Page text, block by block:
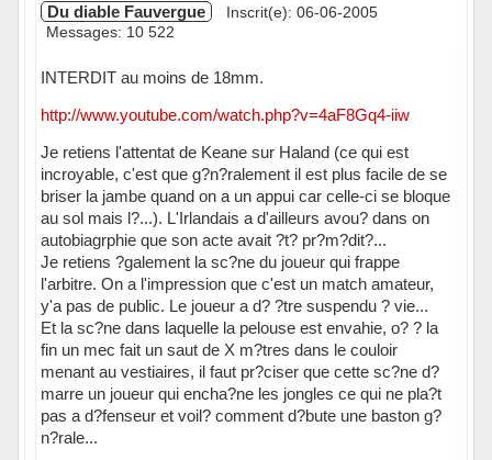
Du diable Fauvergue
Inscrit(e): 06-06-2005
Messages: 10 522
INTERDIT au moins de 18mm.
http://www.youtube.com/watch.php?v=4aF8Gq4-iiw
Je retiens l'attentat de Keane sur Haland (ce qui est
incroyable, c'est que g?n?ralement il est plus facile de se
briser la jambe quand on a un appui car celle-ci se bloque
au sol mais l?...). L'Irlandais a d'ailleurs avou? dans on
autobiagrphie que son acte avait ?t? pr?m?dit?...
Je retiens ?galement la sc?ne du joueur qui frappe
l'arbitre. On a l'impression que c'est un match amateur,
y'a pas de public. Le joueur a d? ?tre suspendu ? vie...
Et la sc?ne dans laquelle la pelouse est envahie, o? ? la
fin un mec fait un saut de X m?tres dans le couloir
menant au vestiaires, il faut pr?ciser que cette sc?ne d?
marre un joueur qui encha?ne les jongles ce qui ne pla?t
pas a d?fenseur et voil? comment d?bute une baston g?
n?rale...